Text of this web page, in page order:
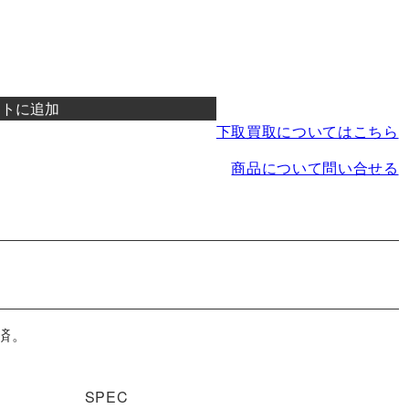
に追加
下取買取についてはこちら
商品について問い合せる
SPEC